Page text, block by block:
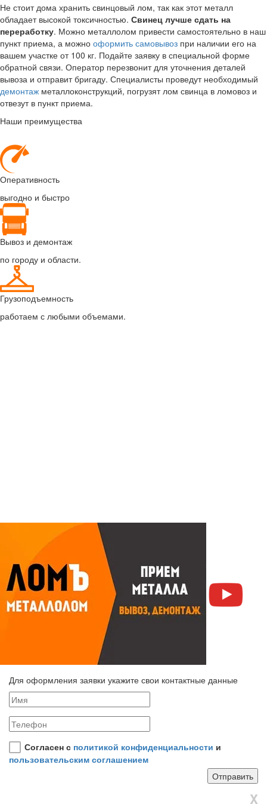
Не стоит дома хранить свинцовый лом, так как этот металл
обладает высокой токсичностью. Свинец лучше сдать на
переработку. Можно металлолом привести самостоятельно в наш
пункт приема, а можно оформить самовывоз при наличии его на
вашем участке от 100 кг. Подайте заявку в специальной форме
обратной связи. Оператор перезвонит для уточнения деталей
вывоза и отправит бригаду. Специалисты проведут необходимый
демонтаж металлоконструкций, погрузят лом свинца в ломовоз и
отвезут в пункт приема.
Наши преимущества
Оперативность
выгодно и быстро
Вывоз и демонтаж
по городу и области.
Грузоподъемность
работаем с любыми объемами.
Для оформления заявки укажите свои контактные данные
Согласен с политикой конфиденциальности и
пользовательским соглашением
X